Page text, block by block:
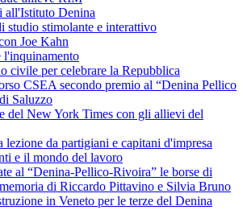
all'Istituto Denina
studio stimolante e interattivo
Joe Kahn
l'inquinamento
civile per celebrare la Repubblica
CSEA secondo premio al “Denina Pellico
Saluzzo
del New York Times con gli allievi del
lezione da partigiani e capitani d'impresa
e il mondo del lavoro
al “Denina-Pellico-Rivoira” le borse di
di Riccardo Pittavino e Silvia Bruno
in Veneto per le terze del Denina